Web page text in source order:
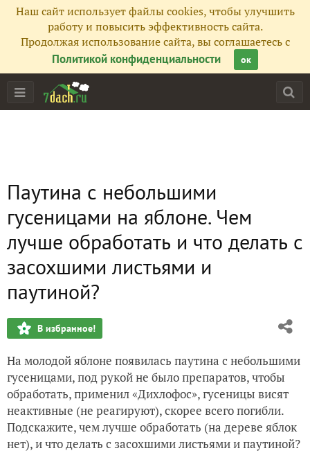
Наш сайт использует файлы cookies, чтобы улучшить
работу и повысить эффективность сайта.
Продолжая использование сайта, вы соглашаетесь с
Политикой конфиденциальности
ок
Паутина с небольшими
гусеницами на яблоне. Чем
лучше обработать и что делать с
засохшими листьями и
паутиной?
В избранное!
На молодой яблоне появилась паутина с небольшими
гусеницами, под рукой не было препаратов, чтобы
обработать, применил «Дихлофос», гусеницы висят
неактивные (не реагируют), скорее всего погибли.
Подскажите, чем лучше обработать (на дереве яблок
нет), и что делать с засохшими листьями и паутиной?